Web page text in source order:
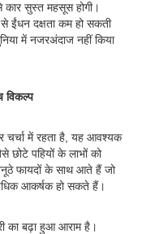
कार सुस्त महसूस होगी।
ईंधन दक्षता कम हो सकती
में नजरअंदाज नहीं किया
में रहता है, यह आवश्यक
पहियों के लाभों को
फायदों के साथ आते हैं जो
आकर्षक हो सकते हैं।
का बढ़ा हुआ आराम है।